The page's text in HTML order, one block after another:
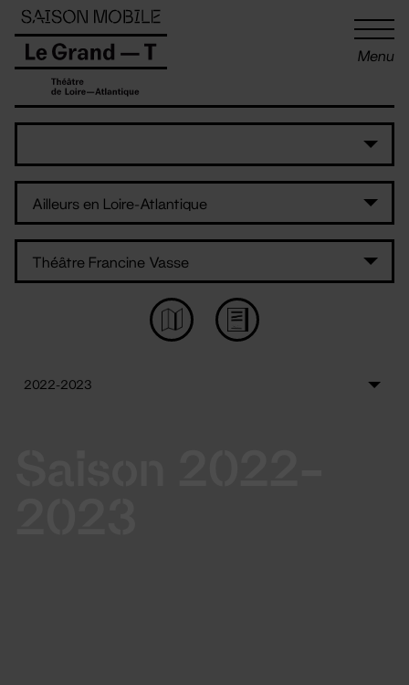
Menu
Panneau de gestion des cookies